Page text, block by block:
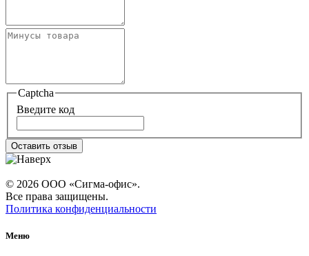
Captcha
Введите код
Оставить отзыв
© 2026 ООО «Сигма-офис».
Все права защищены.
Политика конфиденциальности
Меню